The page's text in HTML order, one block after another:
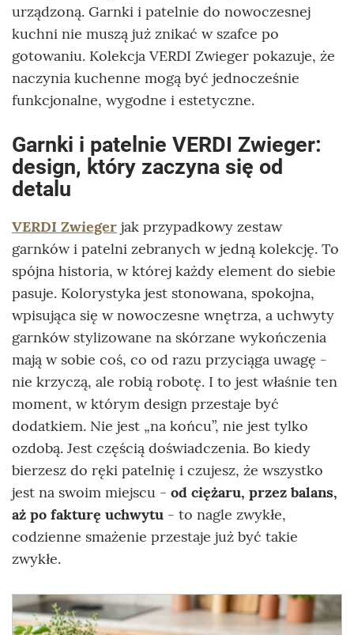
urządzoną. Garnki i patelnie do nowoczesnej
kuchni nie muszą już znikać w szafce po
gotowaniu. Kolekcja VERDI Zwieger pokazuje, że
naczynia kuchenne mogą być jednocześnie
funkcjonalne, wygodne i estetyczne.
Garnki i patelnie VERDI Zwieger:
design, który zaczyna się od
detalu
VERDI Zwieger jak przypadkowy zestaw
garnków i patelni zebranych w jedną kolekcję. To
spójna historia, w której każdy element do siebie
pasuje. Kolorystyka jest stonowana, spokojna,
wpisująca się w nowoczesne wnętrza, a uchwyty
garnków stylizowane na skórzane wykończenia
mają w sobie coś, co od razu przyciąga uwagę -
nie krzyczą, ale robią robotę. I to jest właśnie ten
moment, w którym design przestaje być
dodatkiem. Nie jest „na końcu”, nie jest tylko
ozdobą. Jest częścią doświadczenia. Bo kiedy
bierzesz do ręki patelnię i czujesz, że wszystko
jest na swoim miejscu - od ciężaru, przez balans,
aż po fakturę uchwytu - to nagle zwykłe,
codzienne smażenie przestaje już być takie
zwykłe.